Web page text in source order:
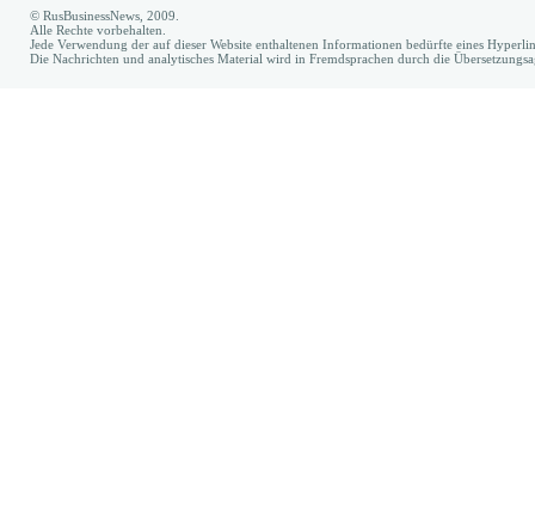
© RusBusinessNews, 2009.
Alle Rechte vorbehalten.
Jede Verwendung der auf dieser Website enthaltenen Informationen bedürfte eines
Die Nachrichten und analytisches Material wird in Fremdsprachen durch die